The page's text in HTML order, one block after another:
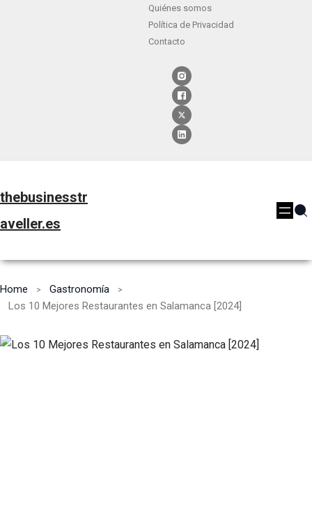
Quiénes somos
Política de Privacidad
Contacto
thebusinesstr
aveller.es
Home
Gastronomía
Los 10 Mejores Restaurantes en Salamanca [2024]